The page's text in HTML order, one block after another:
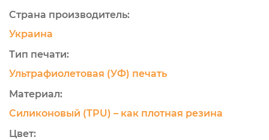
Страна производитель:
Украина
Тип печати:
Ультрафиолетовая (УФ) печать
Материал:
Силиконовый (TPU) – как плотная резина
Цвет: